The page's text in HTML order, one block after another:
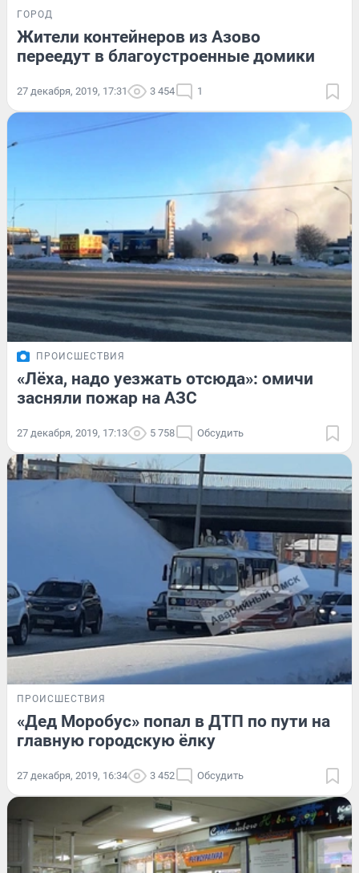
ГОРОД
Жители контейнеров из Азово
переедут в благоустроенные домики
27 декабря, 2019, 17:31 3 454 1
ПРОИСШЕСТВИЯ
«Лёха, надо уезжать отсюда»: омичи
засняли пожар на АЗС
27 декабря, 2019, 17:13 5 758 Обсудить
ПРОИСШЕСТВИЯ
«Дед Моробус» попал в ДТП по пути на
главную городскую ёлку
27 декабря, 2019, 16:34 3 452 Обсудить